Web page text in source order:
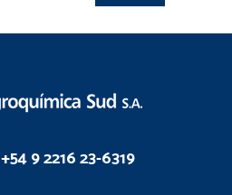
+54 9 2216 23-6319